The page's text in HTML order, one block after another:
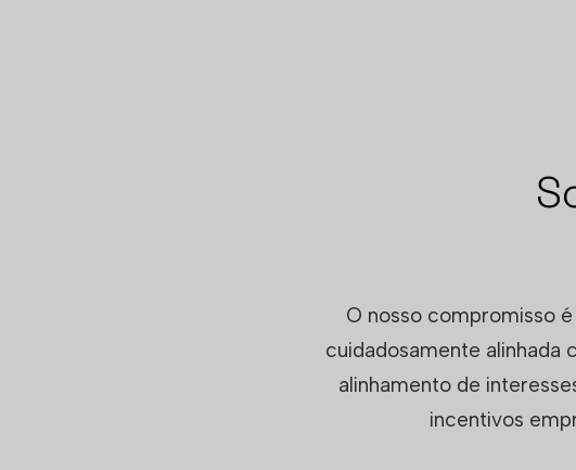
O nosso compromisso
cuidadosamente alinhada
alinhamento de
incentivos